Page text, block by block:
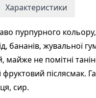
Характеристики
пурпурного
бананів, жувальної
майже не помітні
післясмак.
сир.